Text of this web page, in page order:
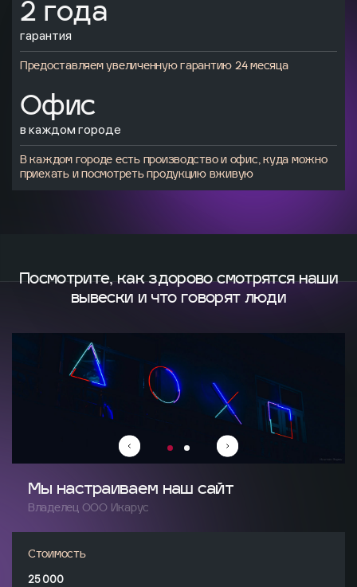
2 года
гарантия
Предоставляем увеличенную гарантию 24 месяца
Офис
в каждом городе
В каждом городе есть производство и офис, куда можно
приехать и посмотреть продукцию вживую
Посмотрите, как здорово смотрятсянаши
вывески и что говорят люди
Мы настраиваем наш сайт
Владелец ООО Икарус
Стоимость
25 000